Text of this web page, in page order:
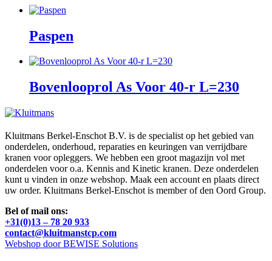
Paspen
Bovenlooprol As Voor 40-r L=230
Kluitmans Berkel-Enschot B.V. is de specialist op het gebied van
onderdelen, onderhoud, reparaties en keuringen van verrijdbare
kranen voor opleggers. We hebben een groot magazijn vol met
onderdelen voor o.a. Kennis and Kinetic kranen. Deze onderdelen
kunt u vinden in onze webshop. Maak een account en plaats direct
uw order. Kluitmans Berkel-Enschot is member of den Oord Group.
Bel of mail ons:
+31(0)13 – 78 20 933
contact@kluitmanstcp.com
Webshop door BEWISE Solutions